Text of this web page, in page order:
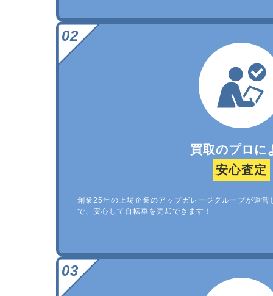
買取のプロに
安心査定
創業25年の上場企業のアップガレージグループが運
で、安心して自転車を売却できます！